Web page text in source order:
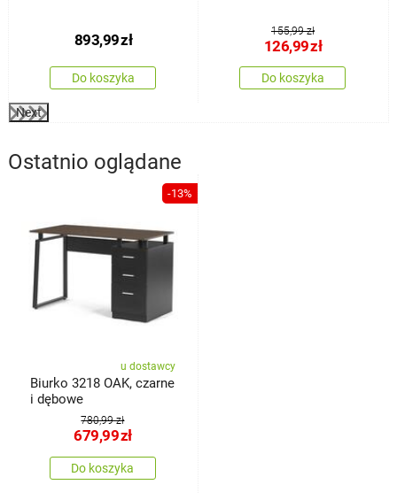
893,99zł
Do koszyka
155,99 zł
126,99zł
Do koszyka
Next
Ostatnio oglądane
-13%
u dostawcy
Biurko 3218 OAK, czarne
i dębowe
780,99 zł
679,99zł
Do koszyka